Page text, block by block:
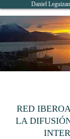
Daniel
RED
LA